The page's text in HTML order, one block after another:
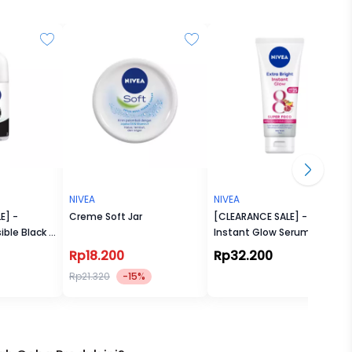
-
Black &
NIVEA
Creme Soft Jar
Rp18.200
Rp21.320 -15%
NIVEA
[CLEARANCE SALE] - NBO
Instant Glow Serum 180ml
Rp32.200